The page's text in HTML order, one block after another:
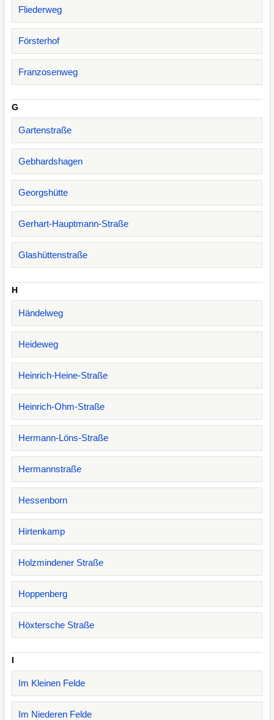
Fliederweg
Försterhof
Franzosenweg
G
Gartenstraße
Gebhardshagen
Georgshütte
Gerhart-Hauptmann-Straße
Glashüttenstraße
H
Händelweg
Heideweg
Heinrich-Heine-Straße
Heinrich-Ohm-Straße
Hermann-Löns-Straße
Hermannstraße
Hessenborn
Hirtenkamp
Holzmindener Straße
Hoppenberg
Höxtersche Straße
I
Im Kleinen Felde
Im Niederen Felde